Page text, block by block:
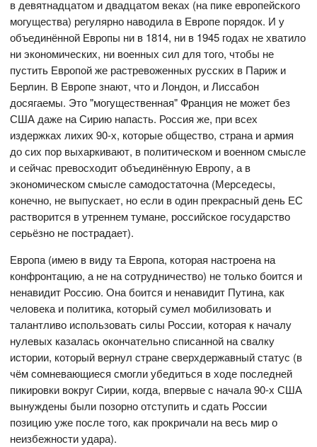
в девятнадцатом и двадцатом веках (на пике европейского
могущества) регулярно наводила в Европе порядок. И у
объединённой Европы ни в 1814, ни в 1945 годах не хватило
ни экономических, ни военных сил для того, чтобы не
пустить Европой же растревоженных русских в Париж и
Берлин. В Европе знают, что и Лондон, и Лиссабон
досягаемы. Это "могущественная" Франция не может без
США даже на Сирию напасть. Россия же, при всех
издержках лихих 90-х, которые общество, страна и армия
до сих пор выхаркивают, в политическом и военном смысле
и сейчас превосходит объединённую Европу, а в
экономическом смысле самодостаточна (Мерседесы,
конечно, не выпускает, но если в один прекрасный день ЕС
растворится в утреннем тумане, российское государство
серьёзно не пострадает).
Европа (имею в виду та Европа, которая настроена на
конфронтацию, а не на сотрудничество) не только боится и
ненавидит Россию. Она боится и ненавидит Путина, как
человека и политика, который сумел мобилизовать и
талантливо использовать силы России, которая к началу
нулевых казалась окончательно списанной на свалку
истории, который вернул стране сверхдержавный статус (в
чём сомневающиеся смогли убедиться в ходе последней
пикировки вокруг Сирии, когда, впервые с начала 90-х США
вынуждены были позорно отступить и сдать России
позицию уже после того, как прокричали на весь мир о
неизбежности удара).